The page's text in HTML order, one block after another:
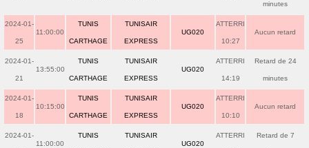
minutes
2024-01-
25
11:00:00
TUNIS
CARTHAGE
TUNISAIR
EXPRESS
UG020
ATTERRI
10:27
Aucun retard
2024-01-
21
13:55:00
TUNIS
CARTHAGE
TUNISAIR
EXPRESS
UG020
ATTERRI
14:19
Retard de 24
minutes
2024-01-
18
10:15:00
TUNIS
CARTHAGE
TUNISAIR
EXPRESS
UG020
ATTERRI
10:10
Aucun retard
2024-01-
11:00:00
TUNIS TUNISAIR
UG020
ATTERRI Retard de 7